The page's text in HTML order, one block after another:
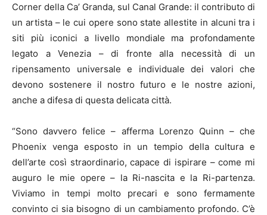
Corner della Ca’ Granda, sul Canal Grande: il contributo di
un artista – le cui opere sono state allestite in alcuni tra i
siti più iconici a livello mondiale ma profondamente
legato a Venezia – di fronte alla necessità di un
ripensamento universale e individuale dei valori che
devono sostenere il nostro futuro e le nostre azioni,
anche a difesa di questa delicata città.
“Sono davvero felice – afferma Lorenzo Quinn – che
Phoenix venga esposto in un tempio della cultura e
dell’arte così straordinario, capace di ispirare – come mi
auguro le mie opere – la Ri-nascita e la Ri-partenza.
Viviamo in tempi molto precari e sono fermamente
convinto ci sia bisogno di un cambiamento profondo. C’è